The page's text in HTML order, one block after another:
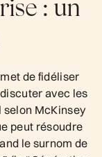
: un
de fidéliser
avec les
selon McKinsey
peut résoudre
le surnom de